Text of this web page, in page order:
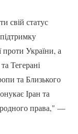
свій статус
проти України, а
Тегерані
та Близького
Іран та
права," —